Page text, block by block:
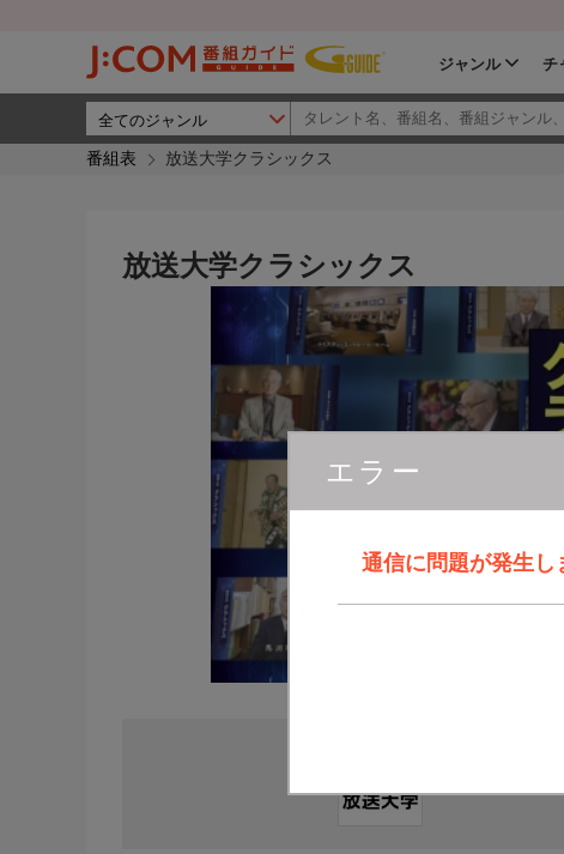
ジャンル チ
番組表 放送大学クラシックス
エラー
通信に問題が発生
放送大学クラシックス